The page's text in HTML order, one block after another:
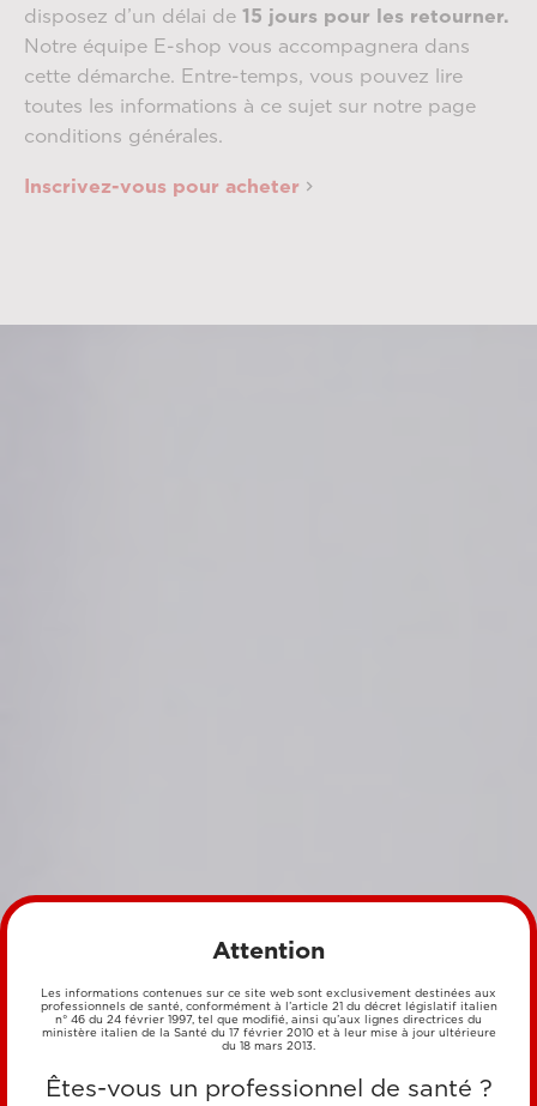
disposez d’un délai de 15 jours pour les retourner.
Notre équipe E-shop vous accompagnera dans
cette démarche. Entre-temps, vous pouvez lire
toutes les informations à ce sujet sur notre page
conditions générales.
Inscrivez-vous pour acheter
Attention
Les informations contenues sur ce site web sont exclusivement destinées aux
professionnels de santé, conformément à l’article 21 du décret législatif italien
n° 46 du 24 février 1997, tel que modifié, ainsi qu’aux lignes directrices du
ministère italien de la Santé du 17 février 2010 et à leur mise à jour ultérieure
du 18 mars 2013.
Êtes-vous un professionnel de santé ?